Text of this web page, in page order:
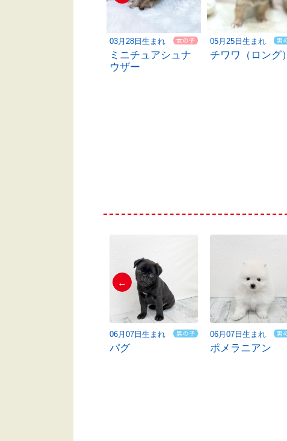
03月28日生まれ
ミニチュアシュナ
ウザー
05月25日生まれ
チワワ（ロング）
←
06月07日生まれ
パグ
06月07日生まれ
ポメラニアン